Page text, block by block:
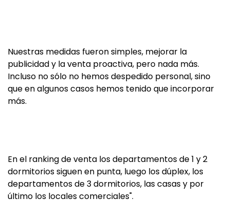
Nuestras medidas fueron simples, mejorar la
publicidad y la venta proactiva, pero nada más.
Incluso no sólo no hemos despedido personal, sino
que en algunos casos hemos tenido que incorporar
más.
En el ranking de venta los departamentos de 1 y 2
dormitorios siguen en punta, luego los dúplex, los
departamentos de 3 dormitorios, las casas y por
último los locales comerciales".